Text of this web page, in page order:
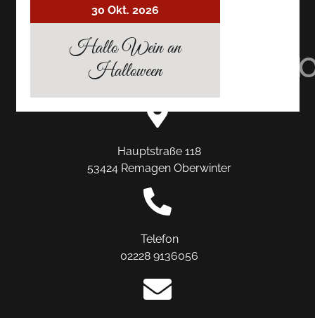
AUF
TRIPADVISOR
AUF
INSTAGRAM
AUF
Hauptstraße 118
53424 Remagen Oberwinter
Telefon
02228 9136056
30 Okt. 2026
Hallo Wein an
Halloween